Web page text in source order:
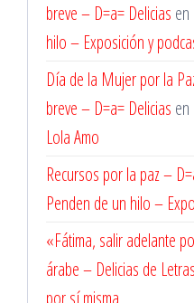
breve – D=a= Delicias en
hilo – Exposición y
Día de la Mujer por la
breve – D=a= Delicias en
Lola Amo
Recursos por la paz –
Penden de un hilo –
«Fátima, salir adelante
árabe – Delicias de Letras
por sí misma